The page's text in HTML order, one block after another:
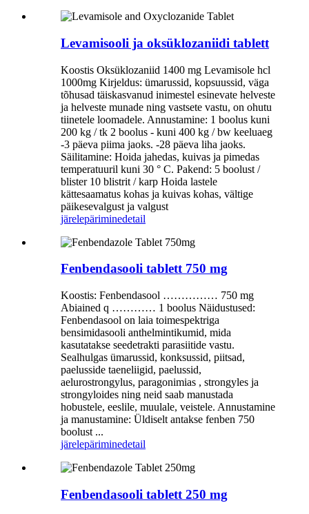
Levamisooli ja oksüklozaniidi tablett
Koostis Oksüklozaniid 1400 mg Levamisole hcl
1000mg Kirjeldus: ümarussid, kopsuussid, väga
tõhusad täiskasvanud inimestel esinevate helveste
ja helveste munade ning vastsete vastu, on ohutu
tiinetele loomadele. Annustamine: 1 boolus kuni
200 kg / tk 2 boolus - kuni 400 kg / bw keeluaeg
-3 päeva piima jaoks. -28 päeva liha jaoks.
Säilitamine: Hoida jahedas, kuivas ja pimedas
temperatuuril kuni 30 ° C. Pakend: 5 boolust /
blister 10 blistrit / karp Hoida lastele
kättesaamatus kohas ja kuivas kohas, vältige
päikesevalgust ja valgust
järelepäriminedetail
Fenbendasooli tablett 750 mg
Koostis: Fenbendasool …………… 750 mg
Abiained q ………… 1 boolus Näidustused:
Fenbendasool on laia toimespektriga
bensimidasooli anthelmintikumid, mida
kasutatakse seedetrakti parasiitide vastu.
Sealhulgas ümarussid, konksussid, piitsad,
paelusside taeneliigid, paelussid,
aelurostrongylus, paragonimias , strongyles ja
strongyloides ning neid saab manustada
hobustele, eeslile, muulale, veistele. Annustamine
ja manustamine: Üldiselt antakse fenben 750
boolust ...
järelepäriminedetail
Fenbendasooli tablett 250 mg